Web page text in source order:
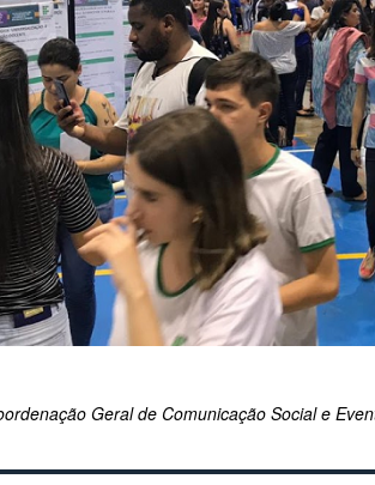
Geral de Comunicação Social e